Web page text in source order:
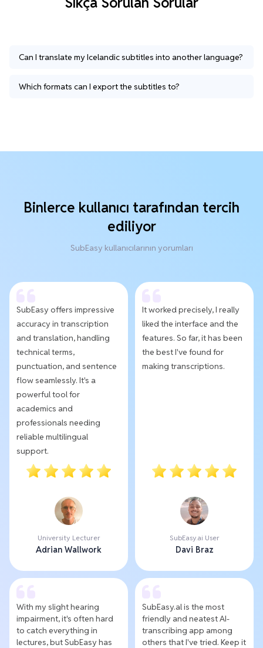
Can I translate my Icelandic subtitles into another language?
Which formats can I export the subtitles to?
Binlerce kullanıcı tarafından tercih
ediliyor
SubEasy kullanıcılarının yorumları
SubEasy offers impressive
accuracy in transcription
and translation, handling
technical terms,
punctuation, and sentence
flow seamlessly. It's a
powerful tool for
academics and
professionals needing
reliable multilingual
support.
University Lecturer
Adrian Wallwork
It worked precisely, I really
liked the interface and the
features. So far, it has been
the best I've found for
making transcriptions.
SubEasy.ai User
Davi Braz
With my slight hearing
impairment, it's often hard
to catch everything in
lectures, but SubEasy has
SubEasy.al is the most
friendly and neatest AI-
transcribing app among
others that I've tried. Keep it